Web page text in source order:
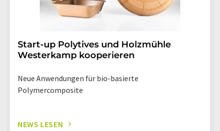
Start-up Polytives und Holzmühle
Westerkamp kooperieren
Neue Anwendungen für bio-basierte
Polymercomposite
NEWS LESEN